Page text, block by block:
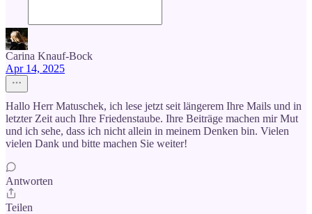
Carina Knauf-Bock
Apr 14, 2025
Hallo Herr Matuschek, ich lese jetzt seit längerem Ihre Mails und in
letzter Zeit auch Ihre Friedenstaube. Ihre Beiträge machen mir Mut
und ich sehe, dass ich nicht allein in meinem Denken bin. Vielen
vielen Dank und bitte machen Sie weiter!
Antworten
Teilen